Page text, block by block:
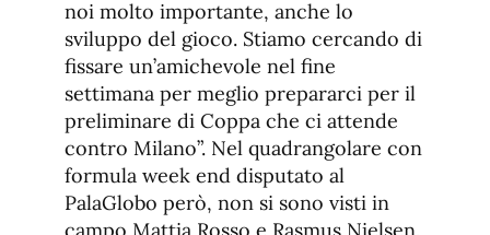
noi molto importante, anche lo
sviluppo del gioco. Stiamo cercando di
fissare un’amichevole nel fine
settimana per meglio prepararci per il
preliminare di Coppa che ci attende
contro Milano”. Nel quadrangolare con
formula week end disputato al
PalaGlobo però, non si sono visti in